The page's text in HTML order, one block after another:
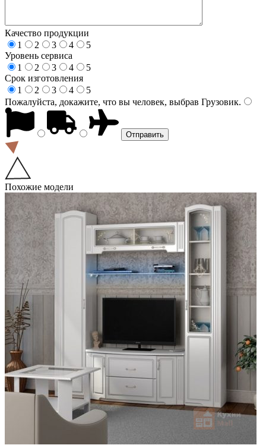
Качество продукции
1
2 3 4
5
Уровень сервиса
1
2 3 4
5
Срок изготовления
1
2 3 4
5
Пожалуйста, докажите, что вы человек, выбрав Грузовик.
Похожие модели